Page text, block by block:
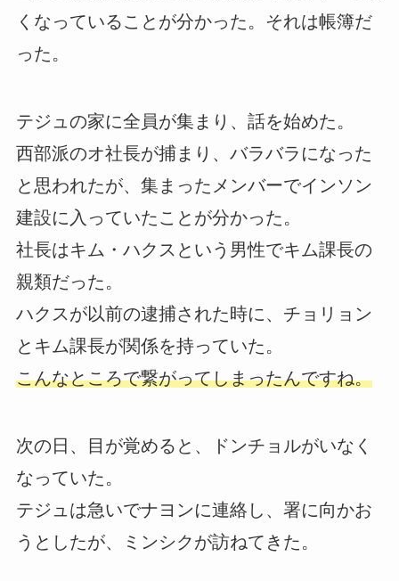
くなっていることが分かった。それは帳簿だ
った。
テジュの家に全員が集まり、話を始めた。
西部派のオ社長が捕まり、バラバラになった
と思われたが、集まったメンバーでインソン
建設に入っていたことが分かった。
社長はキム・ハクスという男性でキム課長の
親類だった。
ハクスが以前の逮捕された時に、チョリョン
とキム課長が関係を持っていた。
こんなところで繋がってしまったんですね。
次の日、目が覚めると、ドンチョルがいなく
なっていた。
テジュは急いでナヨンに連絡し、署に向かお
うとしたが、ミンシクが訪ねてきた。